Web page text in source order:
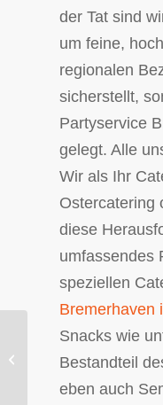
der Tat sind
um feine,
regionalen
sicherstellt,
Partyservice
gelegt. Alle
Wir als Ihr
Ostercatering
diese
umfassendes
speziellen
Bremerhaven
Snacks wie
Bestandteil
eben auch
100% lecker und schnell.